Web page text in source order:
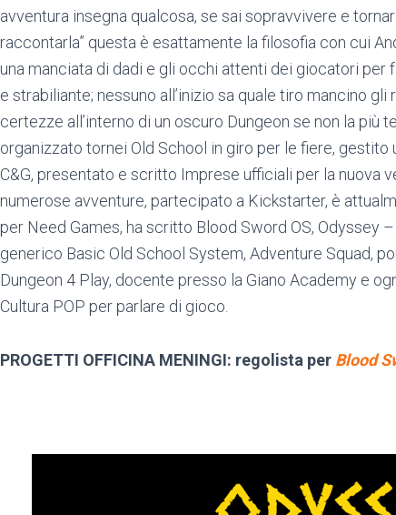
avventura insegna qualcosa, se sai sopravvivere e
raccontarla” questa è esattamente la filosofia con cui
una manciata di dadi e gli occhi attenti dei giocatori per
e strabiliante; nessuno all’inizio sa quale tiro mancino
certezze all’interno di un oscuro Dungeon se non la più
organizzato tornei Old School in giro per le fiere, gestito
C&G, presentato e scritto Imprese ufficiali per la nuova
numerose avventure, partecipato a Kickstarter, è
per Need Games, ha scritto Blood Sword OS, Odyssey
generico Basic Old School System, Adventure Squad,
Dungeon 4 Play, docente presso la Giano Academy e
Cultura POP per parlare di gioco.
PROGETTI OFFICINA MENINGI: regolista per Blood